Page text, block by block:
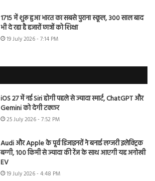
1715 में शुरू हुआ भारत का सबसे पुराना स्कूल, 300 साल बाद
भी दे रहा है हजारों छात्रों को शिक्षा
19 July 2026 - 7:14 PM
iOS 27 में नई Siri होगी पहले से ज्यादा स्मार्ट, ChatGPT और
Gemini को देगी टक्कर
25 July 2026 - 7:52 PM
Audi और Apple के पूर्व डिजाइनरों ने बनाई लग्जरी इलेक्ट्रिक
बग्गी, 100 किमी से ज्यादा की रेंज के साथ आएगी यह अनोखी
EV
19 July 2026 - 4:48 PM